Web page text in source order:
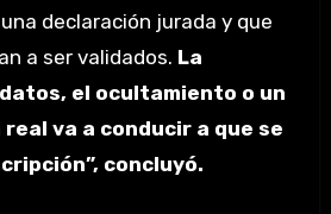
declaración jurada y que
a ser validados. La
el ocultamiento o un
va a conducir a que se
concluyó.